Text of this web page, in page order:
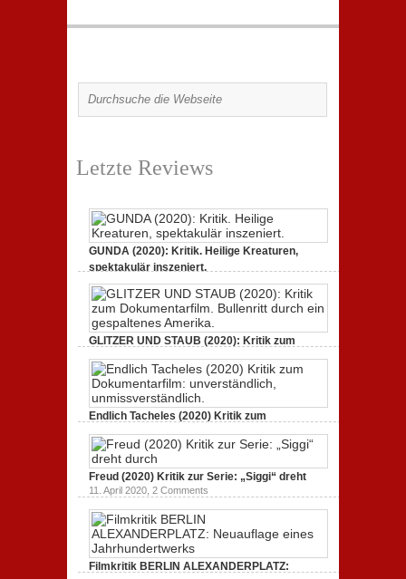
Letzte Reviews
GUNDA (2020): Kritik. Heilige Kreaturen,
spektakulär inszeniert.
GLITZER UND STAUB (2020): Kritik zum
Dokumentarfilm.
3. Oktober 2020,2 Comments
Endlich Tacheles (2020) Kritik zum
Dokumentarfilm: unverständlich,
19. Mai 2020,0 Comments
Freud (2020) Kritik zur Serie: „Siggi“ dreht
11. April 2020, 2 Comments
Filmkritik BERLIN ALEXANDERPLATZ: